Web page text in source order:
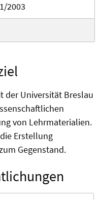
2003
der Universität Breslau
von Lehrmaterialien.
Erstellung
Gegenstand.